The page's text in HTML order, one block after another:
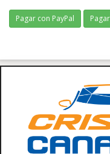
Pagar con PayPal